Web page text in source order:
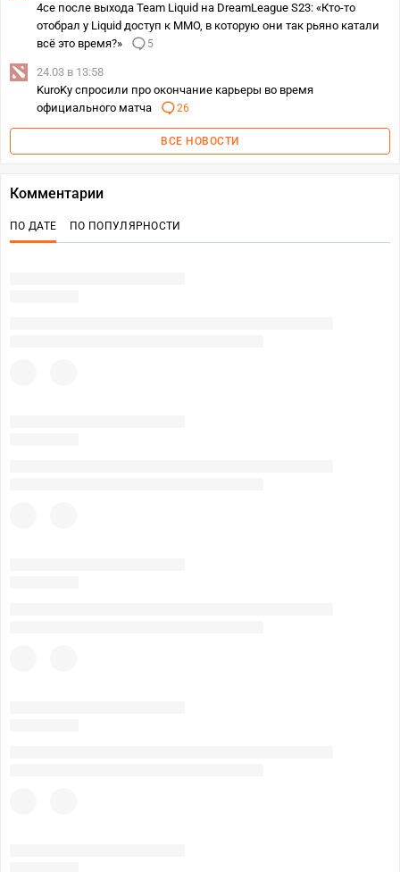
4ce после выхода Team Liquid на DreamLeague S23: «Кто-то
отобрал у Liquid доступ к MMO, в которую они так рьяно катали
всё это время?»
5
24.03 в 13:58
KuroKy спросили про окончание карьеры во время
официального матча
26
ВСЕ НОВОСТИ
Комментарии
ПО ДАТЕ ПО ПОПУЛЯРНОСТИ